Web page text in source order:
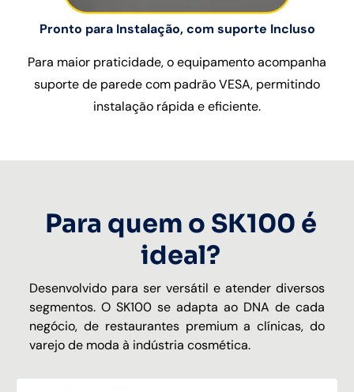
Pronto para Instalação, com suporte Incluso
Para maior praticidade, o equipamento acompanha
suporte de parede com padrão VESA, permitindo
instalação rápida e eficiente.
Para quem o SK100 é
ideal?
Desenvolvido para ser versátil e atender diversos
segmentos.O SK100 se adapta ao DNA de cada
negócio, de restaurantes premium a clínicas, do
varejo de moda à indústria cosmética.